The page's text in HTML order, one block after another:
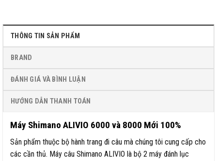
THÔNG TIN SẢN PHẨM
BRAND
ĐÁNH GIÁ VÀ BÌNH LUẬN
HƯỚNG DẪN THANH TOÁN
Máy Shimano ALIVIO 6000 và 8000 Mới 100%
Sản phẩm thuộc bộ hành trang đi câu mà chúng tôi cung cấp cho
các cần thủ. Máy câu Shimano ALIVIO là bộ 2 máy đánh lục